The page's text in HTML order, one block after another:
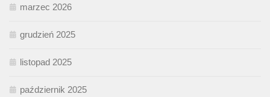
marzec 2026
grudzień 2025
listopad 2025
październik 2025